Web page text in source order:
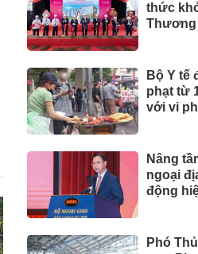
thức
Thương
Bộ Y tế
phạt từ
với vi
Nâng
ngoại
động
Phó